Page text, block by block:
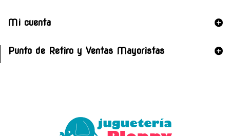
Mi cuenta
Punto de Retiro y Ventas Mayoristas